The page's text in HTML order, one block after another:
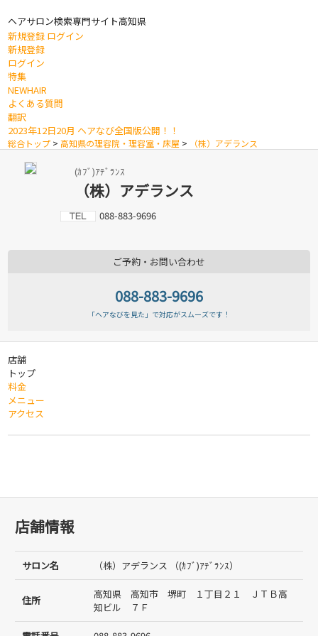
ヘアサロン検索専門サイト高知県
新規登録 ログイン
新規登録
ログイン
特集
NEWHAIR
よくある質問
翻訳
2023年12日20月 ヘアなび全国版公開！！
総合トップ >高知県の理容院・理容室・床屋 > （株）アデランス
(ｶﾌﾞ)ｱﾃﾞﾗﾝｽ
（株）アデランス
088-883-9696
ご予約・お問い合わせ
088-883-9696
「ヘアなびを見た」で対応がスムーズです！
店舗
トップ
料金
メニュー
アクセス
店舗情報
サロン名 （株）アデランス （(ｶﾌﾞ)ｱﾃﾞﾗﾝｽ）
住所
高知県 高知市 堺町 １丁目２１ ＪＴＢ高
知ビル ７Ｆ